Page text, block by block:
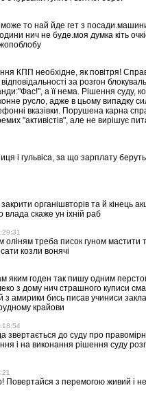
може то най йде гет з
нич не буде.моя думка кіть
КПП необхідне, як повітря!
за розгон
а її нема. Рішення суду,
русло, адже в цьому випадку
вказівки. Порушена карна
"активістів", але не вирішує
і гульвіса, за що зарплату
органішвторів та й кінець
влада скаже ун іхній раб
треба писок гуном мастити
козли вонячі
яким годен так пишу одним
з дому нич страшного куписи
амирики бись писав учиниси
крайови
до суду про
і на виконання рішення суду
Повертайся з перемогою живий і